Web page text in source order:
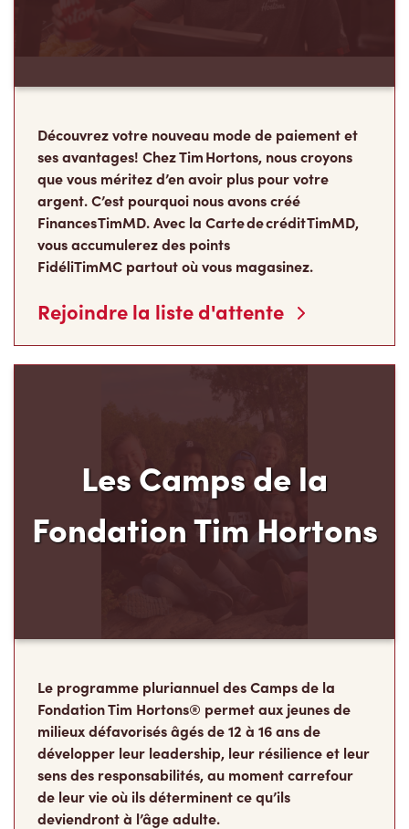
Découvrez votre nouveau mode de paiement et
ses avantages! Chez Tim Hortons, nous croyons
que vous méritez d’en avoir plus pour votre
argent. C’est pourquoi nous avons créé
Finances TimMD. Avec la Carte de crédit TimMD,
vous accumulerez des points
FidéliTimMC partout où vous magasinez.
Rejoindre la liste d'attente
Les Camps de la
Fondation Tim Hortons
Le programme pluriannuel des Camps de la
Fondation Tim Hortons® permet aux jeunes de
milieux défavorisés âgés de 12 à 16 ans de
développer leur leadership, leur résilience et leur
sens des responsabilités, au moment carrefour
de leur vie où ils déterminent ce qu’ils
deviendront à l’âge adulte.